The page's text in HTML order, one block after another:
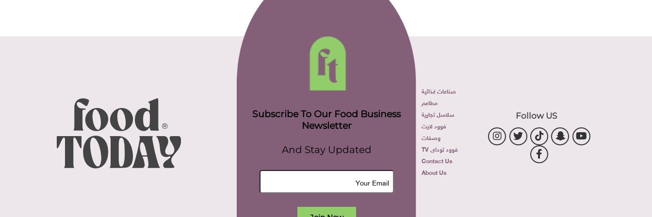
Follow US
صناعات غذائية
مطاعم
سلاسل تجارية
فوود لايت
وصفات
فوود توداى TV
Contact Us
About Us
Subscribe To Our Food Business
Newsletter
And Stay Updated